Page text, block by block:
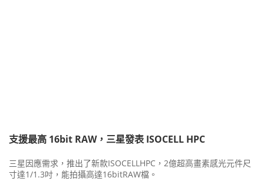
支援最高 16bit RAW，三星發表 ISOCELL HPC
三星因應需求，推出了新款ISOCELLHPC，2億超高畫素感光元件尺
寸達1/1.3吋，能拍攝高達16bitRAW檔。